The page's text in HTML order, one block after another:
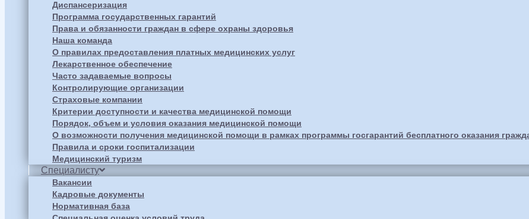
Диспансеризация
Программа государственных гарантий
Права и обязанности граждан в сфере охраны здоровья
Наша команда
О правилах предоставления платных медицинских услуг
Лекарственное обеспечение
Часто задаваемые вопросы
Контролирующие организации
Страховые компании
Критерии доступности и качества медицинской помощи
Порядок, объем и условия оказания медицинской помощи
О возможности получения медицинской помощи в рамках программы госгарантий бесплатного оказания
Правила и сроки госпитализации
Медицинский туризм
Специалисту
Вакансии
Кадровые документы
Нормативная база